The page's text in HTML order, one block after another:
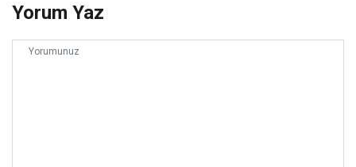
Yorum Yaz